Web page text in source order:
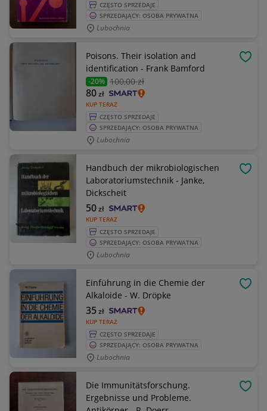
CZĘSTO SPRZEDAJE
SPRZEDAJĄCY: OSOBA PRYWATNA
Lubochnia
Poisons. Their isolation and
identification - Frank Bamford
-20% 100,00 zł
KUP TERAZ
80zł
CZĘSTO SPRZEDAJE
SPRZEDAJĄCY: OSOBA PRYWATNA
Lubochnia
Handbuch der mikrobiologischen
Laboratoriumstechnik - Janke,
Dickscheit
KUP TERAZ
50zł
CZĘSTO SPRZEDAJE
SPRZEDAJĄCY: OSOBA PRYWATNA
Lubochnia
Einführung in die Chemie der
Alkaloide - W. Dröpke
KUP TERAZ
35zł
CZĘSTO SPRZEDAJE
SPRZEDAJĄCY: OSOBA PRYWATNA
Lubochnia
Die Immunitätsforschung.
Ergebnisse und Probleme.